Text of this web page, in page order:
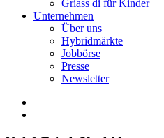
Griass di für Kinder
Unternehmen
Über uns
Hybridmärkte
Jobbörse
Presse
Newsletter